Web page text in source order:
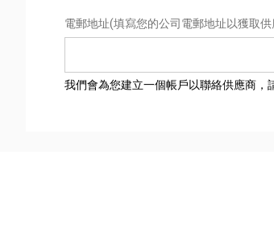
電郵地址(填寫您的公司電郵地址以獲取
我們會為您建立一個帳戶以聯絡供應商，